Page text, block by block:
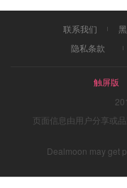
好在圣诞季开启
联系我们
隐私条款
触屏版
页面信息由用户分享或
Dealmoon may get